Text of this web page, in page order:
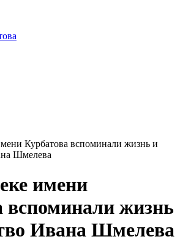
Курбатова вспоминали жизнь и
Шмелева
имени
вспоминали жизнь
Ивана Шмелева